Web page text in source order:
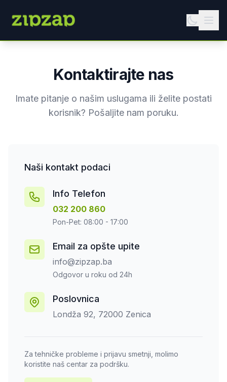
Kontaktirajte nas
Imate pitanje o našim uslugama ili želite postati
korisnik? Pošaljite nam poruku.
Naši kontakt podaci
Info Telefon
032 200 860
Pon-Pet: 08:00 - 17:00
Email za opšte upite
info@zipzap.ba
Odgovor u roku od 24h
Poslovnica
Londža 92, 72000 Zenica
Za tehničke probleme i prijavu smetnji, molimo
koristite naš centar za podršku.